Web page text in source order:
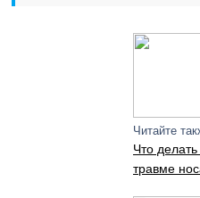
Читайте
Что
травме